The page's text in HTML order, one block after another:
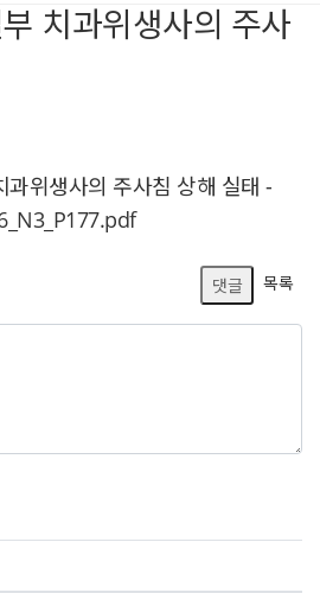
치과위생사의 주사
과위생사의 주사침 상해 실태 -
댓글 목록